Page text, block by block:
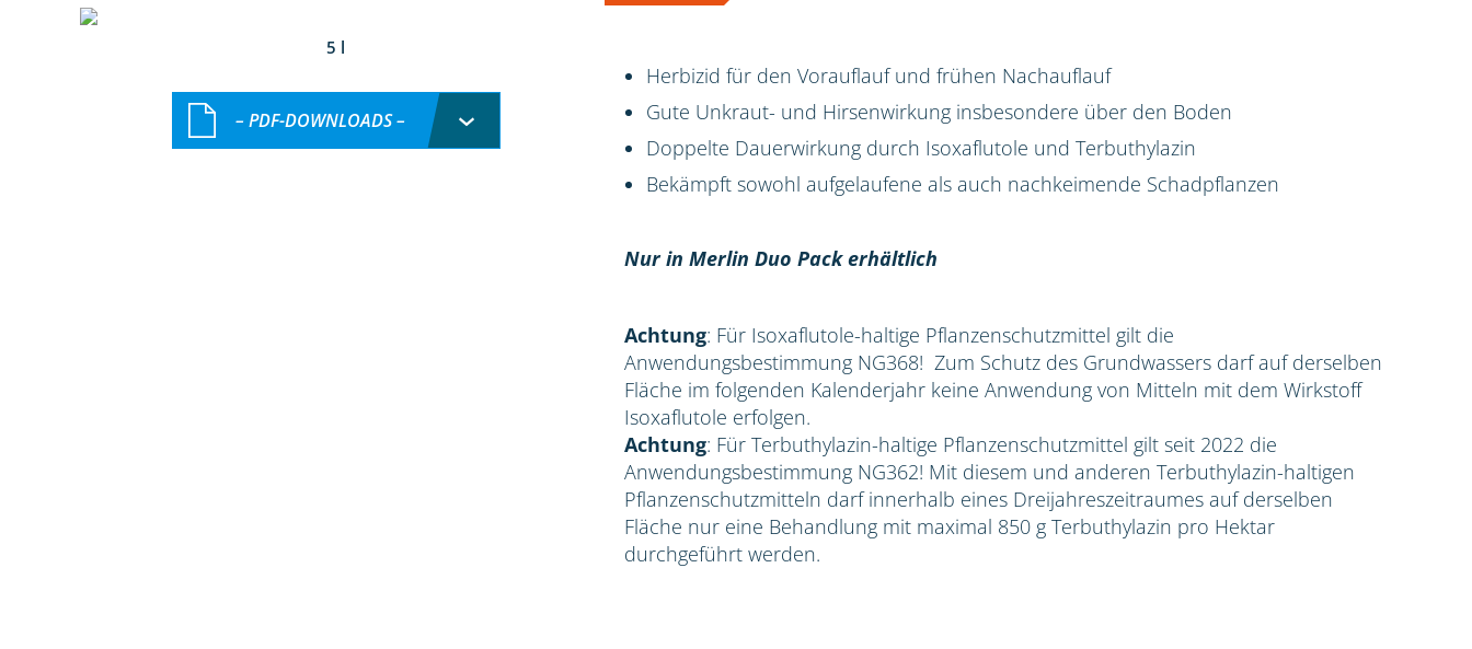
5 l
– PDF-DOWNLOADS –
Herbizid für den Vorauflauf und frühen Nachauflauf
Gute Unkraut- und Hirsenwirkung insbesondere über den Boden
Doppelte Dauerwirkung durch Isoxaflutole und Terbuthylazin
Bekämpft sowohl aufgelaufene als auch nachkeimende Schadpflanzen
Nur in Merlin Duo Pack erhältlich
Achtung: Für Isoxaflutole-haltige Pflanzenschutzmittel gilt die
Anwendungsbestimmung NG368! Zum Schutz des Grundwassers darf auf derselben
Fläche im folgenden Kalenderjahr keine Anwendung von Mitteln mit dem Wirkstoff
Isoxaflutole erfolgen.
Achtung: Für Terbuthylazin-haltige Pflanzenschutzmittel gilt seit 2022 die
Anwendungsbestimmung NG362! Mit diesem und anderen Terbuthylazin-haltigen
Pflanzenschutzmitteln darf innerhalb eines Dreijahreszeitraumes auf derselben
Fläche nur eine Behandlung mit maximal 850 g Terbuthylazin pro Hektar
durchgeführt werden.